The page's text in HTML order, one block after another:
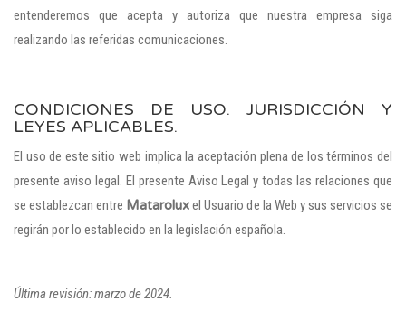
entenderemos que acepta y autoriza que nuestra empresa siga
realizando las referidas comunicaciones.
CONDICIONES DE USO. JURISDICCIÓN Y
LEYES APLICABLES.
El uso de este sitio web implica la aceptación plena de los términos del
presente aviso legal. El presente Aviso Legal y todas las relaciones que
se establezcan entre Mataroluxel Usuario de la Web y sus servicios se
regirán por lo establecido en la legislación española.
Última revisión: marzo de 2024.